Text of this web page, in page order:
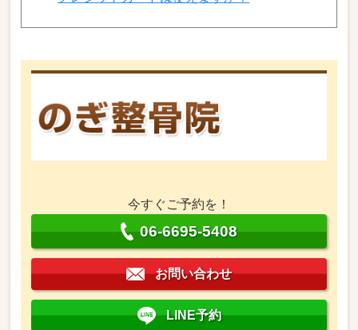
今すぐご予約を！
06-6695-5408
お問い合わせ
LINE予約